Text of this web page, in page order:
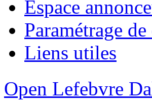
Espace
Paramétrage
Liens utiles
Open Lefebvre